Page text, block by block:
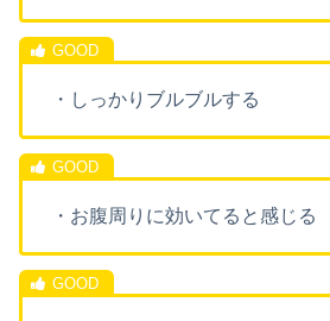
・しっかりブルブルする
・お腹周りに効いてると感じる